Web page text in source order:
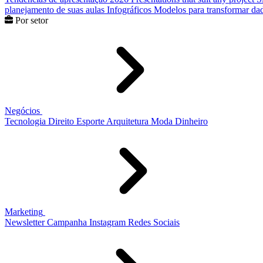
planejamento de suas aulas Infográficos Modelos para transformar
Por setor
Negócios
Tecnologia Direito Esporte Arquitetura Moda Dinheiro
Marketing
Newsletter Campanha Instagram Redes Sociais